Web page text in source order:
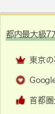
都内最大級7
東京
首都